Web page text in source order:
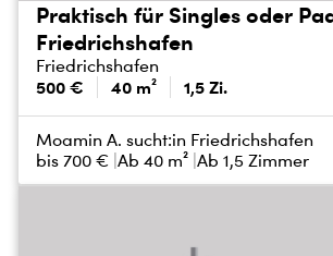
Praktisch für Singles oder
Friedrichshafen
Friedrichshafen
500 € 40 m² 1,5 Zi.
Moamin A. sucht:in Friedrichshafen
bis 700 € Ab 40 m² Ab 1,5 Zimmer